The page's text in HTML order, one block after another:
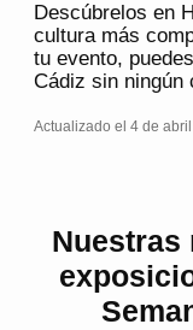
Descúbrelos en
cultura más
tu evento, puedes
Cádiz sin ningún
Actualizado el 4 de
Nuestras